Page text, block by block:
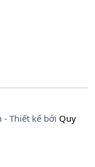
Thiết kế bởi Quy